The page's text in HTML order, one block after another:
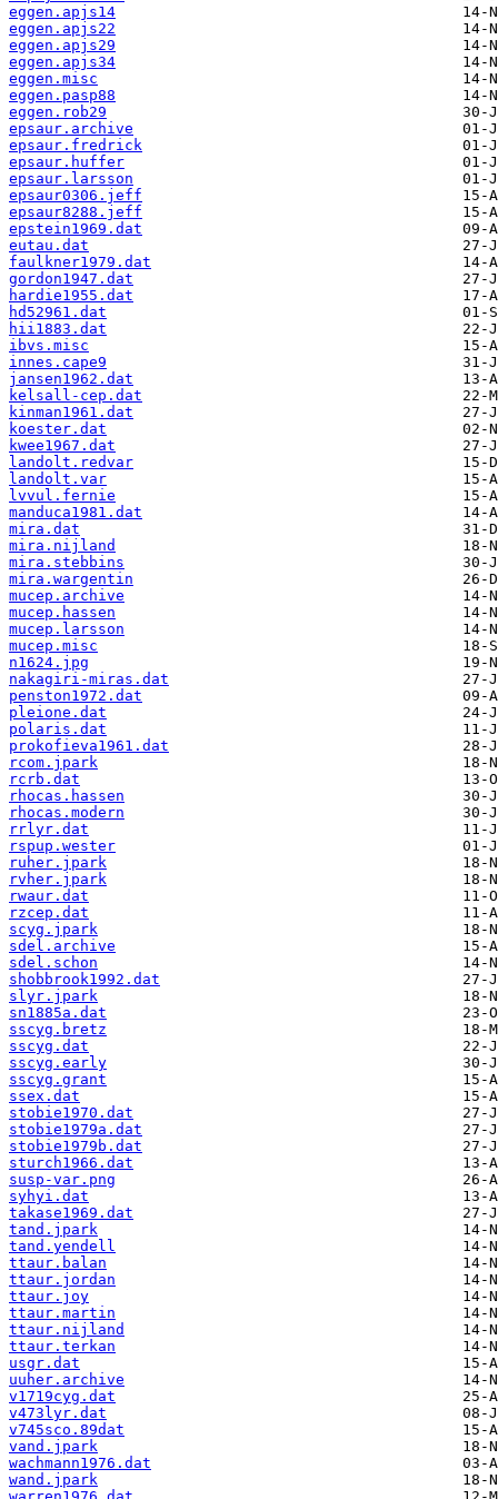
eggen.apjs14
eggen.apjs22
eggen.apjs29
eggen.apjs34
eggen.misc
eggen.pasp88
eggen.rob29
epsaur.archive
epsaur.fredrick
epsaur.huffer
epsaur.larsson
epsaur0306.jeff
epsaur8288.jeff
epstein1969.dat
eutau.dat
faulkner1979.dat
gordon1947.dat
hardie1955.dat
hd52961.dat
hii1883.dat
ibvs.misc
innes.cape9
jansen1962.dat
kelsall-cep.dat
kinman1961.dat
koester.dat
kwee1967.dat
landolt.redvar
landolt.var
lvvul.fernie
manduca1981.dat
mira.dat
mira.nijland
mira.stebbins
mira.wargentin
mucep.archive
mucep.hassen
mucep.larsson
mucep.misc
n1624.jpg
nakagiri-miras.dat
penston1972.dat
pleione.dat
polaris.dat
prokofieva1961.dat
rcom.jpark
rcrb.dat
rhocas.hassen
rhocas.modern
rrlyr.dat
rspup.wester
ruher.jpark
rvher.jpark
rwaur.dat
rzcep.dat
scyg.jpark
sdel.archive
sdel.schon
shobbrook1992.dat
slyr.jpark
sn1885a.dat
sscyg.bretz
sscyg.dat
sscyg.early
sscyg.grant
ssex.dat
stobie1970.dat
stobie1979a.dat
stobie1979b.dat
sturch1966.dat
susp-var.png
syhyi.dat
takase1969.dat
tand.jpark
tand.yendell
ttaur.balan
ttaur.jordan
ttaur.joy
ttaur.martin
ttaur.nijland
ttaur.terkan
usgr.dat
uuher.archive
v1719cyg.dat
v473lyr.dat
v745sco.89dat
vand.jpark
wachmann1976.dat
wand.jpark